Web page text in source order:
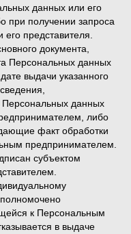
данных или его
при получении запроса
представителя.
документа,
Персональных данных
выдачи указанного
Персональных данных
либо
факт обработки
предпринимателем.
субъектом
к Персональным
в выдаче